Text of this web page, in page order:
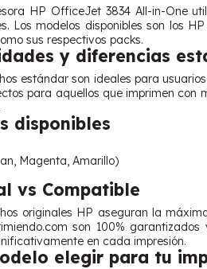
HP OfficeJet 3834 All-in-One
Los modelos disponibles son los
sus respectivos packs.
y diferencias
estándar son ideales para
para aquellos que imprimen
disponibles
Magenta, Amarillo)
vs Compatible
originales HP aseguran la
son 100%
en cada impresión.
elegir para tu